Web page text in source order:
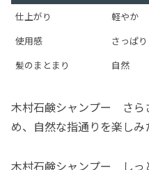
仕上がり
軽やか
使用感
さっぱり
髪のまとまり
自然
木村石鹸シャンプー さら
め、自然な指通りを楽しみ
木村石鹸シャンプー しっ